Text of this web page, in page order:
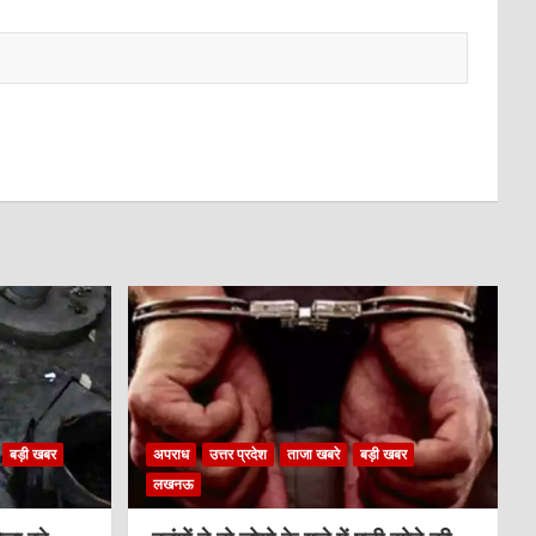
बड़ी खबर
अपराध उत्तर प्रदेश ताजा खबरे
बड़ी खबर
लखनऊ